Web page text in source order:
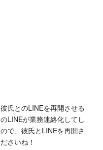
氏とのLINEを再開させる
LINEが業務連絡化してし
で、彼氏とLINEを再開さ
さいね！